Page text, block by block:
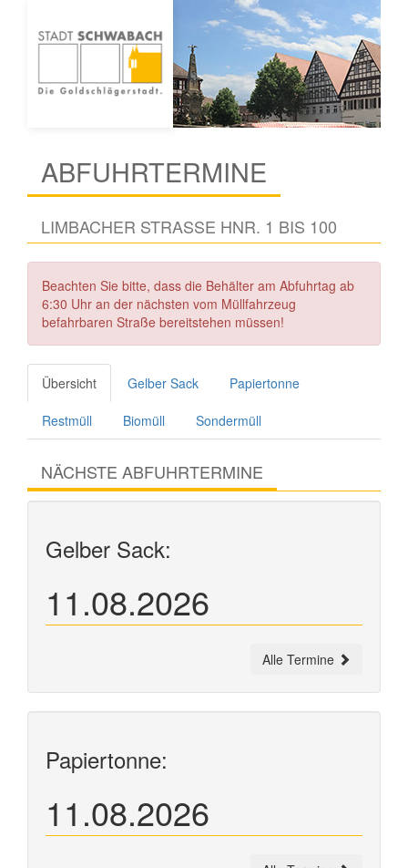
ABFUHRTERMINE
LIMBACHER STRASSE HNR. 1 BIS 100
Beachten Sie bitte, dass die Behälter am Abfuhrtag ab
6:30 Uhr an der nächsten vom Müllfahrzeug
befahrbaren Straße bereitstehen müssen!
Übersicht Gelber Sack Papiertonne
Restmüll Biomüll Sondermüll
NÄCHSTE ABFUHRTERMINE
Gelber Sack:
11.08.2026
Alle Termine
Papiertonne:
11.08.2026